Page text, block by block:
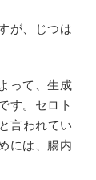
が、じつは
って、生成
す。セロト
言われてい
には、腸内